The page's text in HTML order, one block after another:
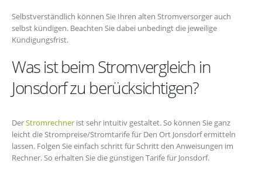
Selbstverständlich können Sie Ihren alten Stromversorger auch
selbst kündigen. Beachten Sie dabei unbedingt die jeweilige
Kündigungsfrist.
Was ist beim Stromvergleich in
Jonsdorf zu berücksichtigen?
DerStromrechner ist sehr intuitiv gestaltet. So können Sie ganz
leicht die Strompreise/Stromtarife für Den Ort Jonsdorf ermitteln
lassen. Folgen Sie einfach schritt für Schritt den Anweisungen im
Rechner. So erhalten Sie die günstigen Tarife für Jonsdorf.